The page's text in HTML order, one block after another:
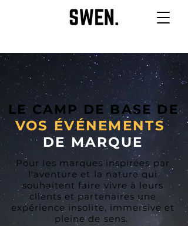
LE CAMP DE BASE DE
VOS ÉVÉNEMENTS
DE MARQUE
Pour les marques inspirées par
l'aventure et la nature qui
souhaitent faire vivre à leurs
clients et partenaires une
expérience insolite, immersive et
pleine de sens.